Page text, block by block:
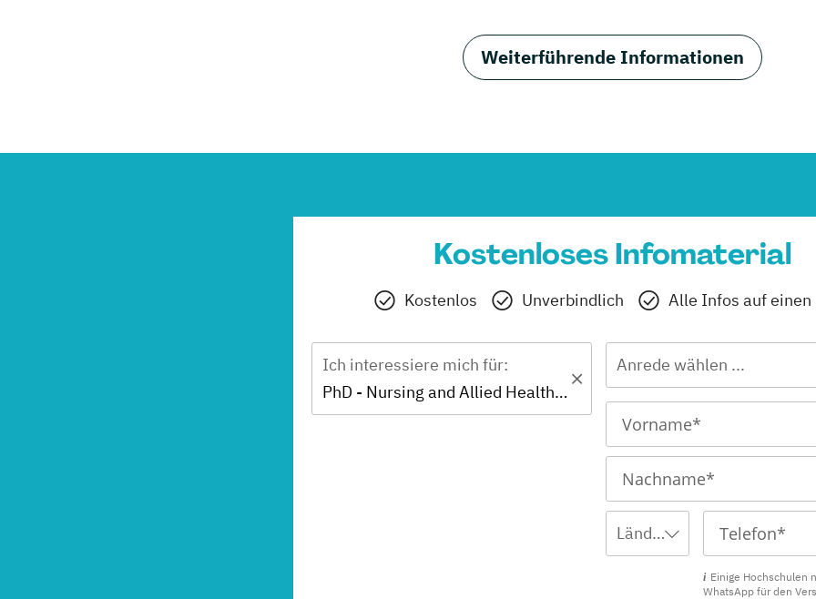
Weiterführende Informationen
Kostenloses Infomaterial
Kostenlos Unverbindlich Alle Infos auf einen
Ich interessiere mich für:
PhD - Nursing and Allied Health Sciences
Anrede wählen ...
Ländervorwahl wählen ... *
Einige Hochschulen
WhatsApp für den